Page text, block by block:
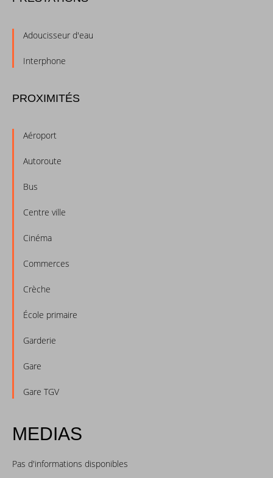
Adoucisseur d'eau
Interphone
PROXIMITÉS
Aéroport
Autoroute
Bus
Centre ville
Cinéma
Commerces
Crèche
École primaire
Garderie
Gare
Gare TGV
MEDIAS
Pas d'informations disponibles